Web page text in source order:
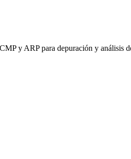
y ARP para depuración y análisis